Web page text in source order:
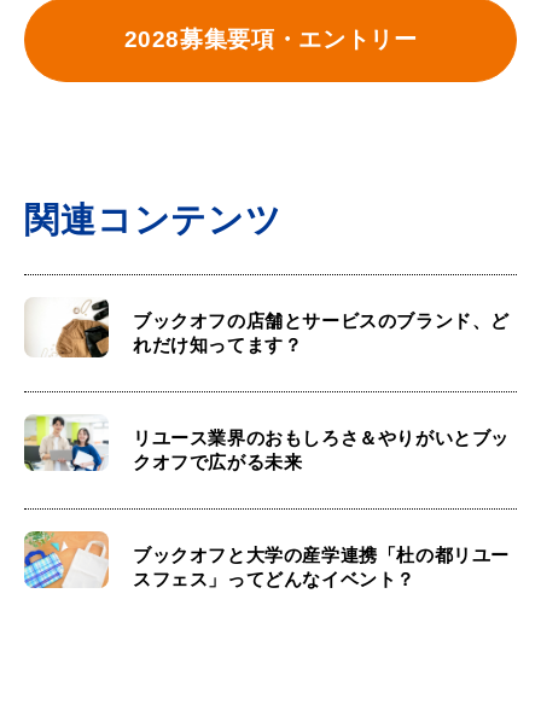
2028募集要項・エントリー
関連コンテンツ
ブックオフの店舗とサービスのブランド、ど
れだけ知ってます？
リユース業界のおもしろさ＆やりがいとブッ
クオフで広がる未来
ブックオフと大学の産学連携「杜の都リユー
スフェス」ってどんなイベント？